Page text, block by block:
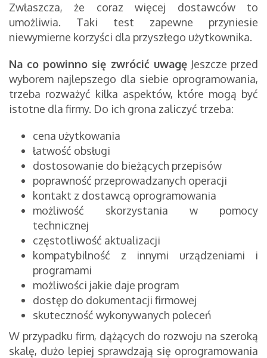
Zwłaszcza, że coraz więcej dostawców to
umożliwia. Taki test zapewne przyniesie
niewymierne korzyści dla przyszłego użytkownika.
Na co powinno się zwrócić uwagęJeszcze przed
wyborem najlepszego dla siebie oprogramowania,
trzeba rozważyć kilka aspektów, które mogą być
istotne dla firmy. Do ich grona zaliczyć trzeba:
cena użytkowania
łatwość obsługi
dostosowanie do bieżących przepisów
poprawność przeprowadzanych operacji
kontakt z dostawcą oprogramowania
możliwość skorzystania w pomocy
technicznej
częstotliwość aktualizacji
kompatybilność z innymi urządzeniami i
programami
możliwości jakie daje program
dostęp do dokumentacji firmowej
skuteczność wykonywanych poleceń
W przypadku firm, dążących do rozwoju na szeroką
skalę, dużo lepiej sprawdzają się oprogramowania